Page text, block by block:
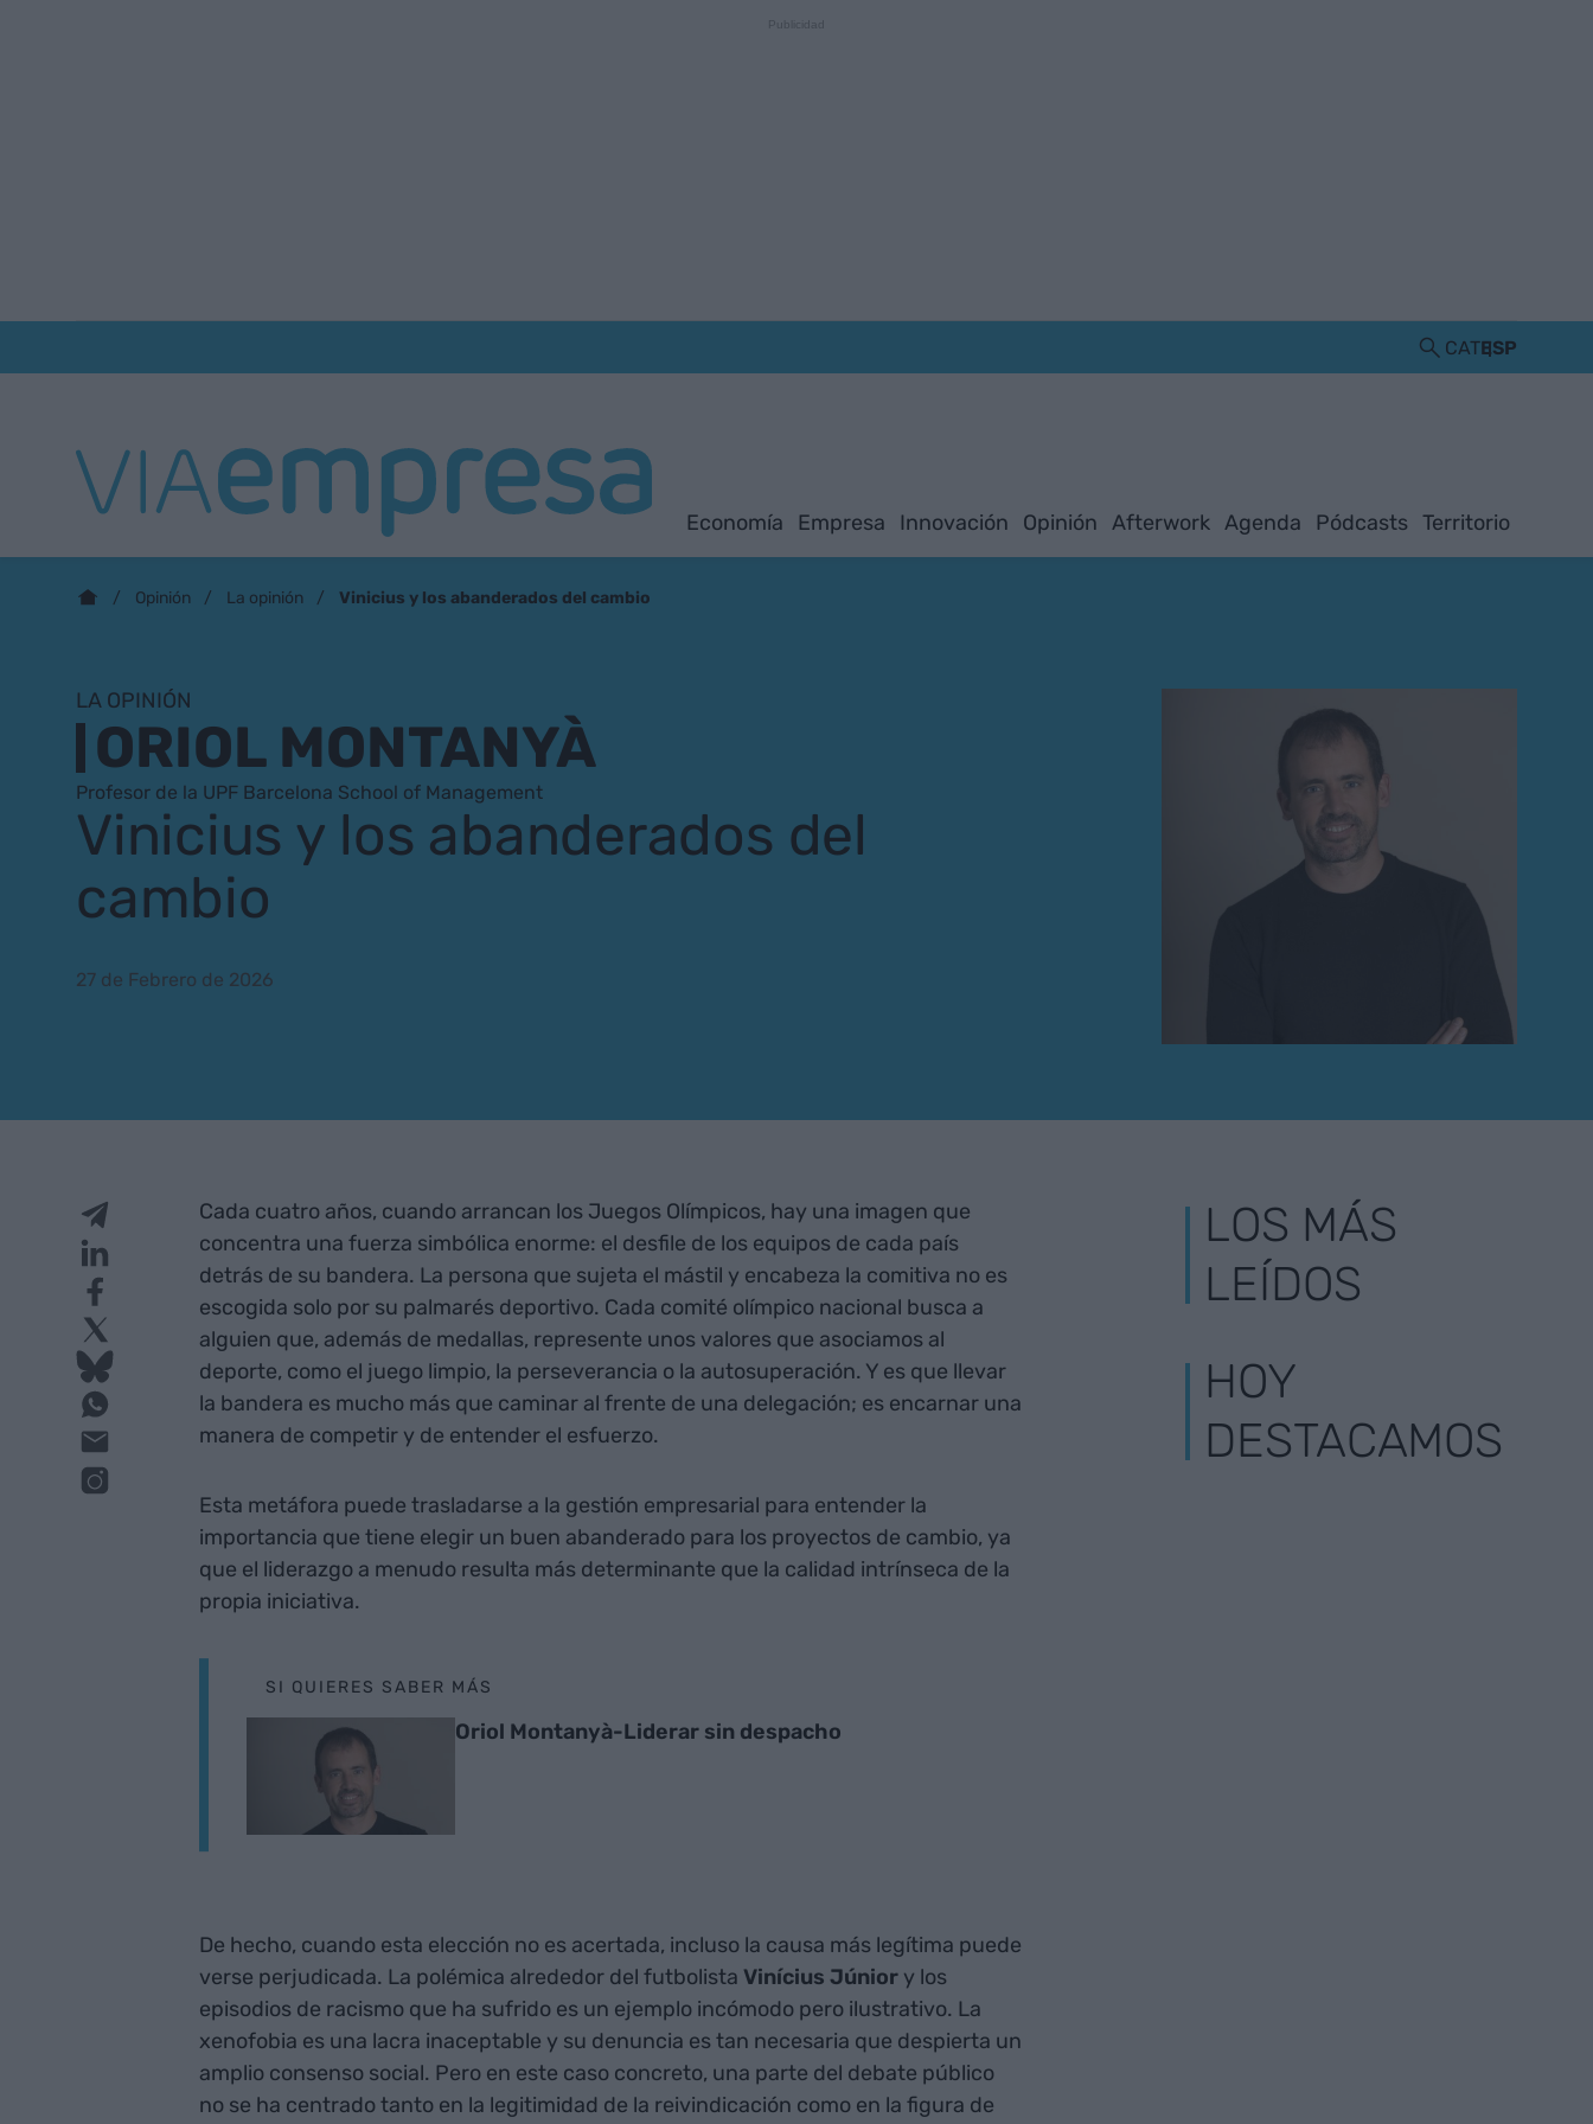
CATESP
Economía Empresa Innovación Opinión Afterwork Agenda Pódcasts Territorio
Opinión La opinión Vinicius y los abanderados del cambio
LA OPINIÓN
ORIOL MONTANYÀ
Profesor de la UPF Barcelona School of Management
Vinicius y los abanderados del
cambio
27 de Febrero de 2026
Cada cuatro años, cuando arrancan los Juegos Olímpicos, hay una imagen que
concentra una fuerza simbólica enorme: el desfile de los equipos de cada país
detrás de su bandera. La persona que sujeta el mástil y encabeza la comitiva no es
escogida solo por su palmarés deportivo. Cada comité olímpico nacional busca a
alguien que, además de medallas, represente unos valores que asociamos al
deporte, como el juego limpio, la perseverancia o la autosuperación. Y es que llevar
la bandera es mucho más que caminar al frente de una delegación; es encarnar una
manera de competir y de entender el esfuerzo.
Esta metáfora puede trasladarse a la gestión empresarial para entender la
importancia que tiene elegir un buen abanderado para los proyectos de cambio, ya
que el liderazgo a menudo resulta más determinante que la calidad intrínseca de la
propia iniciativa.
SI QUIERES SABER MÁS
Oriol Montanyà-Liderar sin despacho
De hecho, cuando esta elección no es acertada, incluso la causa más legítima puede
verse perjudicada. La polémica alrededor del futbolista Vinícius Júnior y los
episodios de racismo que ha sufrido es un ejemplo incómodo pero ilustrativo. La
xenofobia es una lacra inaceptable y su denuncia es tan necesaria que despierta un
amplio consenso social. Pero en este caso concreto, una parte del debate público
no se ha centrado tanto en la legitimidad de la reivindicación como en la figura de
LOS MÁS
LEÍDOS
HOY
DESTACAMOS